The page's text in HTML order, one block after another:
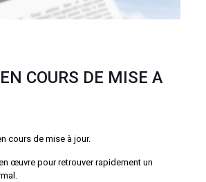
COURS DE MISE A
cours de mise à jour.
œuvre pour retrouver rapidement un